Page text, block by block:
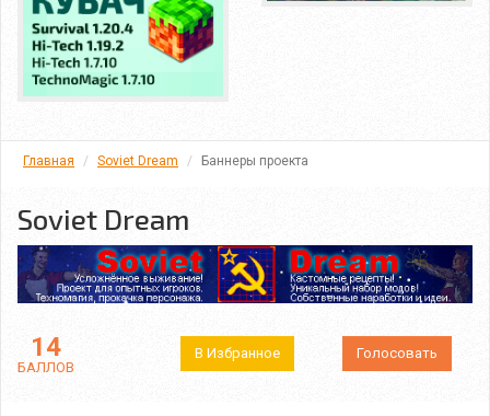
Главная Soviet Dream Баннеры проекта
Soviet Dream
14
БАЛЛОВ
В Избранное Голосовать